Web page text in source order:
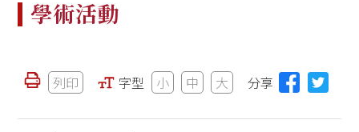
學術活動
列印 字型 小 中 大 分享